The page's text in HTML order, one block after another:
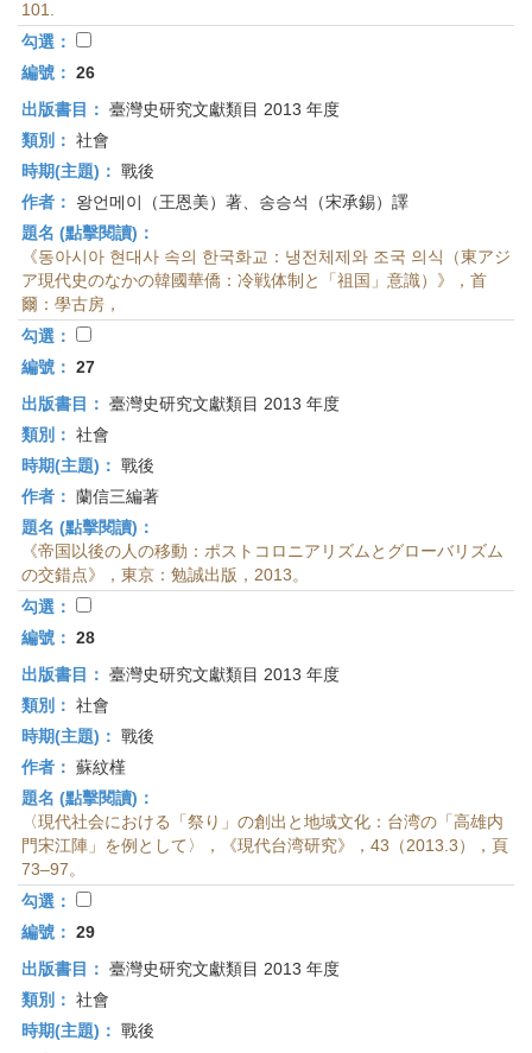
101.
勾選：
編號： 26
出版書目： 臺灣史研究文獻類目 2013 年度
類別： 社會
時期(主題)： 戰後
作者：
왕언메이（王恩美）著、송승석（宋承錫）譯
題名 (點擊閱讀)：
《동아시아 현대사 속의 한국화교：냉전체제와 조국 의식（東アジ
ア現代史のなかの韓國華僑：冷戦体制と「祖国」意識）》，首
爾：學古房，
勾選：
編號： 27
出版書目： 臺灣史研究文獻類目 2013 年度
類別： 社會
時期(主題)： 戰後
作者： 蘭信三編著
題名 (點擊閱讀)：
《帝国以後の人の移動：ポストコロニアリズムとグローバリズム
の交錯点》，東京：勉誠出版，2013。
勾選：
編號： 28
出版書目： 臺灣史研究文獻類目 2013 年度
類別： 社會
時期(主題)： 戰後
作者： 蘇紋槿
題名 (點擊閱讀)：
〈現代社会における「祭り」の創出と地域文化：台湾の「高雄内
門宋江陣」を例として〉，《現代台湾研究》，43（2013.3），頁
73–97。
勾選：
編號： 29
出版書目： 臺灣史研究文獻類目 2013 年度
類別： 社會
時期(主題)： 戰後